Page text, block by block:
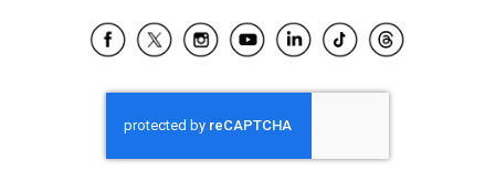
Programa de Beneficios Corporativos
Samsung Ecuador
Samsung El Salvador
Samsung Guatemala
Samsung Honduras
Samsung Nicaragua